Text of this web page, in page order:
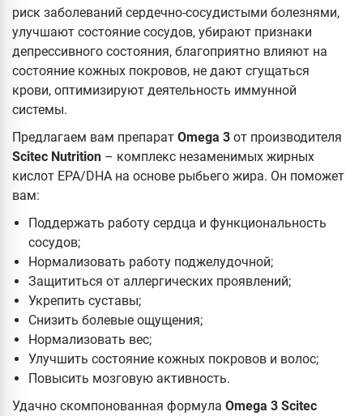
риск заболеваний сердечно-сосудистыми болезнями,
улучшают состояние сосудов, убирают признаки
депрессивного состояния, благоприятно влияют на
состояние кожных покровов, не дают сгущаться
крови, оптимизируют деятельность иммунной
системы.
Предлагаем вам препарат Omega 3 от производителя
Scitec Nutrition – комплекс незаменимых жирных
кислот EPA/DHA на основе рыбьего жира. Он поможет
вам:
Поддержать работу сердца и функциональность
сосудов;
Нормализовать работу поджелудочной;
Защититься от аллергических проявлений;
Укрепить суставы;
Снизить болевые ощущения;
Нормализовать вес;
Улучшить состояние кожных покровов и волос;
Повысить мозговую активность.
Удачно скомпонованная формула Omega 3 Scitec